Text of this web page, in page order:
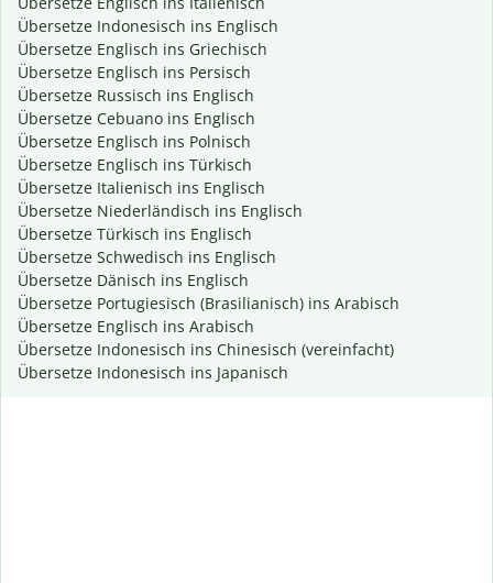
Übersetze Indonesisch ins Englisch
Übersetze Englisch ins Griechisch
Übersetze Englisch ins Persisch
Übersetze Russisch ins Englisch
Übersetze Cebuano ins Englisch
Übersetze Englisch ins Polnisch
Übersetze Englisch ins Türkisch
Übersetze Italienisch ins Englisch
Übersetze Niederländisch ins Englisch
Übersetze Türkisch ins Englisch
Übersetze Schwedisch ins Englisch
Übersetze Dänisch ins Englisch
Übersetze Portugiesisch (Brasilianisch) ins Arabisch
Übersetze Englisch ins Arabisch
Übersetze Indonesisch ins Chinesisch (vereinfacht)
Übersetze Indonesisch ins Japanisch